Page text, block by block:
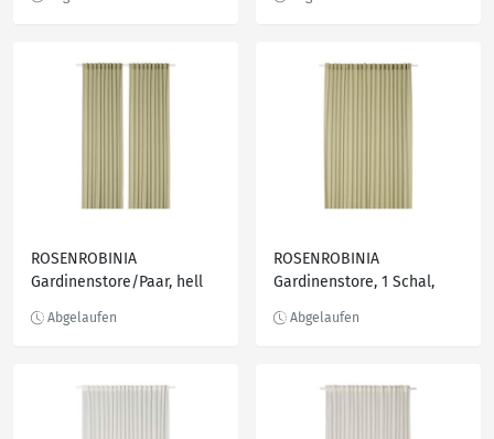
ROSENROBINIA
Gardinenstore/Paar, hell
ROSENROBINIA
Gardinenstore, 1 Schal,